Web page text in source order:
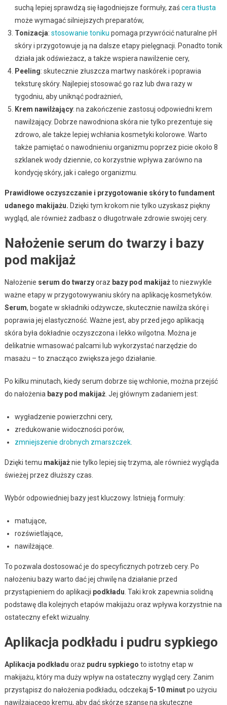
suchą lepiej sprawdzą się łagodniejsze formuły, zaścera tłusta
może wymagać silniejszych preparatów,
Tonizacja: stosowanie toniku pomaga przywrócić naturalne pH
skóry i przygotowuje ją na dalsze etapy pielęgnacji. Ponadto tonik
działa jak odświeżacz, a także wspiera nawilżenie cery,
Peeling: skutecznie złuszcza martwy naskórek i poprawia
teksturę skóry. Najlepiej stosować go raz lub dwa razy w
tygodniu, aby uniknąć podrażnień,
Krem nawilżający: na zakończenie zastosuj odpowiedni krem
nawilżający. Dobrze nawodniona skóra nie tylko prezentuje się
zdrowo, ale także lepiej wchłania kosmetyki kolorowe. Warto
także pamiętać o nawodnieniu organizmu poprzez picie około 8
szklanek wody dziennie, co korzystnie wpływa zarówno na
kondycję skóry, jak i całego organizmu.
Prawidłowe oczyszczanie i przygotowanie skóry to fundament
udanego makijażu. Dzięki tym krokom nie tylko uzyskasz piękny
wygląd, ale również zadbasz o długotrwałe zdrowie swojej cery.
Nałożenie serum do twarzy i bazy
pod makijaż
Nałożenie serum do twarzyoraz bazy pod makijażto niezwykle
ważne etapy w przygotowywaniu skóry na aplikację kosmetyków.
Serum, bogate w składniki odżywcze, skutecznie nawilża skórę i
poprawia jej elastyczność. Ważne jest, aby przed jego aplikacją
skóra była dokładnie oczyszczona i lekko wilgotna. Można je
delikatnie wmasować palcami lub wykorzystać narzędzie do
masażu – to znacząco zwiększa jego działanie.
Po kilku minutach, kiedy serum dobrze się wchłonie, można przejść
do nałożenia bazy pod makijaż. Jej głównym zadaniem jest:
wygładzenie powierzchni cery,
zredukowanie widoczności porów,
zmniejszenie drobnych zmarszczek.
Dzięki temu makijażnie tylko lepiej się trzyma, ale również wygląda
świeżej przez dłuższy czas.
Wybór odpowiedniej bazy jest kluczowy. Istnieją formuły:
matujące,
rozświetlające,
nawilżające.
To pozwala dostosować je do specyficznych potrzeb cery. Po
nałożeniu bazy warto dać jej chwilę na działanie przed
przystąpieniem do aplikacji podkładu . Taki krok zapewnia solidną
podstawę dla kolejnych etapów makijażu oraz wpływa korzystnie na
ostateczny efekt wizualny.
Aplikacja podkładu i pudru sypkiego
Aplikacja podkładu oraz pudru sypkiego to istotny etap w
makijażu, który ma duży wpływ na ostateczny wygląd cery. Zanim
przystąpisz do nałożenia podkładu, odczekaj 5-10 minutpo użyciu
nawilżającego kremu, aby dać skórze szansę na skuteczne